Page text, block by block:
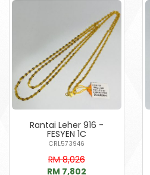
Rantai Leher 916 -
FESYEN 1C
CRL573946
RM 8,026
RM 7,802